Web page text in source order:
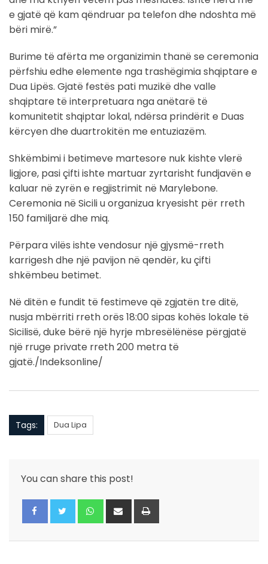
e gjatë që kam qëndruar pa telefon dhe ndoshta më
bëri mirë.”
Burime të afërta me organizimin thanë se ceremonia
përfshiu edhe elemente nga trashëgimia shqiptare e
Dua Lipës. Gjatë festës pati muzikë dhe valle
shqiptare të interpretuara nga anëtarë të
komunitetit shqiptar lokal, ndërsa prindërit e Duas
kërcyen dhe duartrokitën me entuziazëm.
Shkëmbimi i betimeve martesore nuk kishte vlerë
ligjore, pasi çifti ishte martuar zyrtarisht fundjavën e
kaluar në zyrën e regjistrimit në Marylebone.
Ceremonia në Sicili u organizua kryesisht për rreth
150 familjarë dhe miq.
Përpara vilës ishte vendosur një gjysmë-rreth
karrigesh dhe një pavijon në qendër, ku çifti
shkëmbeu betimet.
Në ditën e fundit të festimeve që zgjatën tre ditë,
nusja mbërriti rreth orës 18:00 sipas kohës lokale të
Sicilisë, duke bërë një hyrje mbresëlënëse përgjatë
një rruge private rreth 200 metra të
gjatë./Indeksonline/
Tags: Dua Lipa
You can share this post!
Whatsapp
Share
via